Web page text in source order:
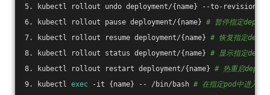
5. kubectl rollout undo deployment/{name} --to-revision=1
6. kubectl rollout pause deployment/{name} # 暂停指定
7. kubectl rollout resume deployment/{name} # 恢复指定
8. kubectl rollout status deployment/{name} # 显示指定
8. kubectl rollout restart deployment/{name} # 热重启
9. kubectl exec -it {name} -- /bin/bash # 在指定pod中进入